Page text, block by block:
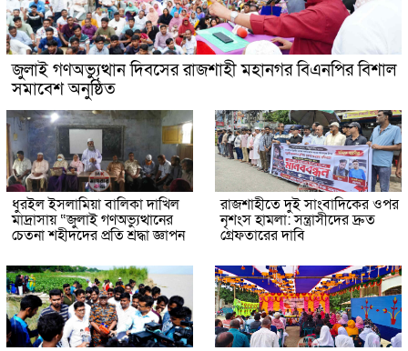
জুলাই গণঅভ্যুত্থান দিবসের রাজশাহী মহানগর বিএনপির বিশাল
সমাবেশ অনুষ্ঠিত
ধুরইল ইসলামিয়া বালিকা দাখিল
মাদ্রাসায় “জুলাই গণঅভ্যুত্থানের
চেতনা শহীদদের প্রতি শ্রদ্ধা জ্ঞাপন
রাজশাহীতে দুই সাংবাদিকের ওপর
নৃশংস হামলা: সন্ত্রাসীদের দ্রুত
গ্রেফতারের দাবি